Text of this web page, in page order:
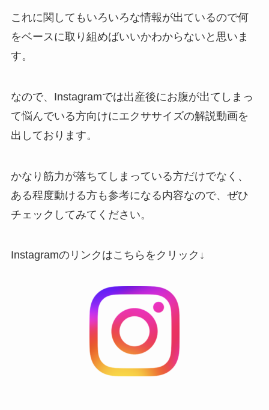
これに関してもいろいろな情報が出ているので何
をベースに取り組めばいいかわからないと思いま
す。
なので、Instagramでは出産後にお腹が出てしまっ
て悩んでいる方向けにエクササイズの解説動画を
出しております。
かなり筋力が落ちてしまっている方だけでなく、
ある程度動ける方も参考になる内容なので、ぜひ
チェックしてみてください。
Instagramのリンクはこちらをクリック↓